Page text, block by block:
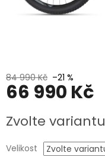
84 990 Kč –21 %
66 990 Kč
cena:
Zvolte variantu
Velikost